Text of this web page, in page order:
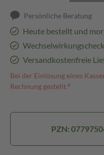
Persönliche Beratung
Heute bestellt und
Versandkostenfreie
Bei der Einlösung eines
Rechnung gestellt.⁴
PZN: